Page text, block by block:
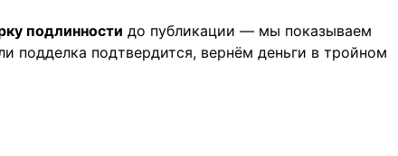
подлинности до публикации — мы показываем
подделка подтвердится, вернём деньги в тройном